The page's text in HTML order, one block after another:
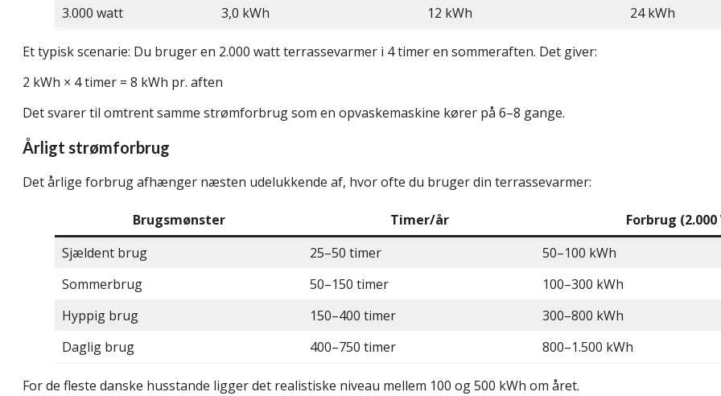
3.000 watt
3,0 kWh 12 kWh 24 kWh
Et typisk scenarie: Du bruger en 2.000 watt terrassevarmer i 4 timer en sommeraften. Det giver:
2 kWh × 4 timer = 8 kWh pr. aften
Det svarer til omtrent samme strømforbrug som en opvaskemaskine kører på 6–8 gange.
Årligt strømforbrug
Det årlige forbrug afhænger næsten udelukkende af, hvor ofte du bruger din terrassevarmer:
Brugsmønster Timer/år
Forbrug (2.000
Sjældent brug
25–50 timer
50–100 kWh
Sommerbrug
50–150 timer
100–300 kWh
Hyppig brug
150–400 timer
300–800 kWh
Daglig brug
400–750 timer 800–1.500 kWh
For de fleste danske husstande ligger det realistiske niveau mellem 100 og 500 kWh om året.